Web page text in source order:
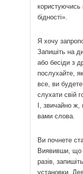
бідності».
Я хочу
Запишіть на
або бесіди з
послухайте,
все, ви
слухати свій
І, звичайно
вами слова.
Ви почнете
Виявивши, що
разів,
установки.